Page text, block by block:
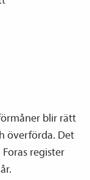
blir rätt
överförda. Det
register